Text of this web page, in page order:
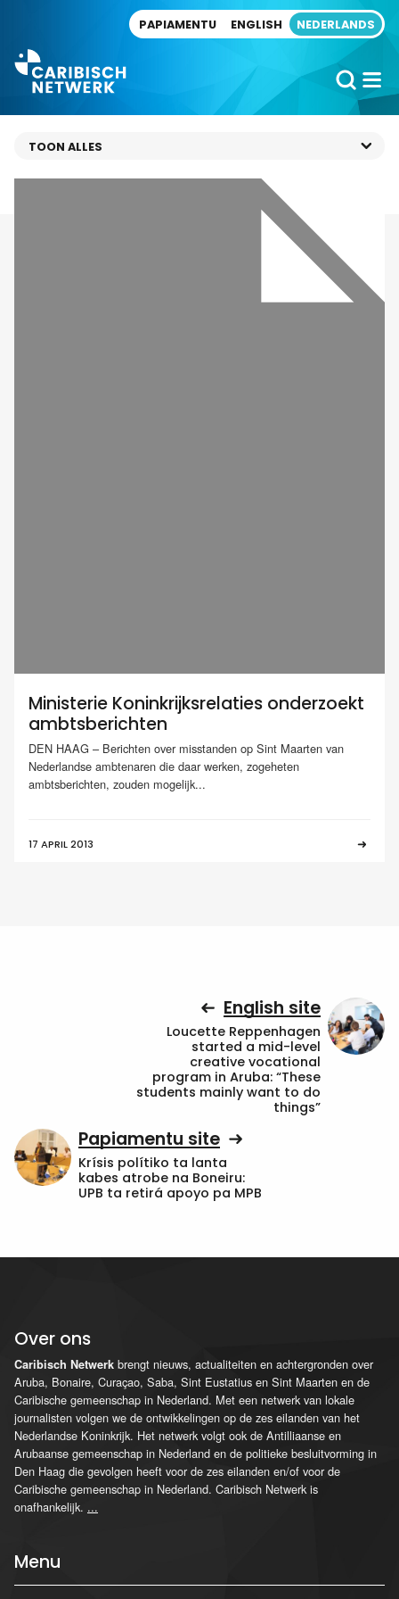
PAPIAMENTU ENGLISH NEDERLANDS
Ministerie Koninkrijksrelaties onderzoekt
ambtsberichten
DEN HAAG – Berichten over misstanden op Sint Maarten van
Nederlandse ambtenaren die daar werken, zogeheten
ambtsberichten, zouden mogelijk...
17 APRIL 2013
English site
Loucette Reppenhagen
started a mid-level
creative vocational
program in Aruba: “These
students mainly want to do
things”
Papiamentu site
Krísis polítiko ta lanta
kabes atrobe na Boneiru:
UPB ta retirá apoyo pa MPB
Over ons
Caribisch Netwerk brengt nieuws, actualiteiten en achtergronden over
Aruba, Bonaire, Curaçao, Saba, Sint Eustatius en Sint Maarten en de
Caribische gemeenschap in Nederland. Met een netwerk van lokale
journalisten volgen we de ontwikkelingen op de zes eilanden van het
Nederlandse Koninkrijk. Het netwerk volgt ook de Antilliaanse en
Arubaanse gemeenschap in Nederland en de politieke besluitvorming in
Den Haag die gevolgen heeft voor de zes eilanden en/of voor de
Caribische gemeenschap in Nederland. Caribisch Netwerk is
onafhankelijk. ...
Menu